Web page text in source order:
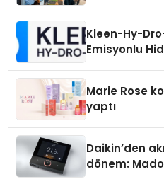
Kleen-Hy-
Emisyonlu
Marie Rose
yaptı
Daikin’den
dönem: